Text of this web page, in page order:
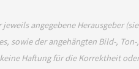
angegebene Herausgeber
sowie der angehängten Bild-,
Haftung für die Korrektheit